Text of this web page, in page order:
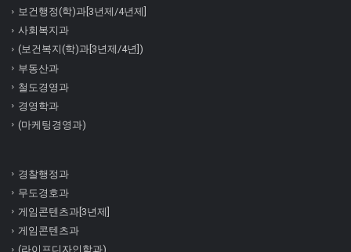
보건행정(학)과[3년제/4년제]
사회복지과
(보건복지(학)과[3년제/4년])
부동산과
철도경영과
경영학과
(마케팅경영과)
경찰행정과
무도경호과
게임콘텐츠과[3년제]
게임콘텐츠과
(라이프디자인학과)